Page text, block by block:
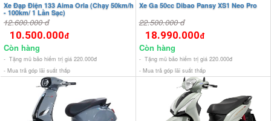
Xe Đạp Điện 133 Aima Orla (Chạy 50km/h
- 100km/ 1 Lần Sạc)
12.600.000 đ
10.500.000đ
Còn hàng
- Tặng mũ bảo hiểm trị giá 220.000đ
- Mua trả góp lãi suất thấp
Xe Ga 50cc Dibao Pansy XS1 Neo Pro
22.500.000 đ
18.990.000đ
Còn hàng
- Tặng mũ bảo hiểm trị giá 220.000đ
- Mua trả góp lãi suất thấp